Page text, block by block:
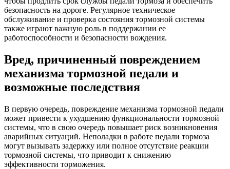
безопасность на дороге. Регулярное техническое
обслуживание и проверка состояния тормозной системы
также играют важную роль в поддержании ее
работоспособности и безопасности вождения.
Вред, причиненный повреждением
механизма тормозной педали и
возможные последствия
В первую очередь, повреждение механизма тормозной педали
может привести к ухудшению функциональности тормозной
системы, что в свою очередь повышает риск возникновения
аварийных ситуаций. Неполадки в работе педали тормоза
могут вызывать задержку или полное отсутствие реакции
тормозной системы, что приводит к снижению
эффективности торможения.